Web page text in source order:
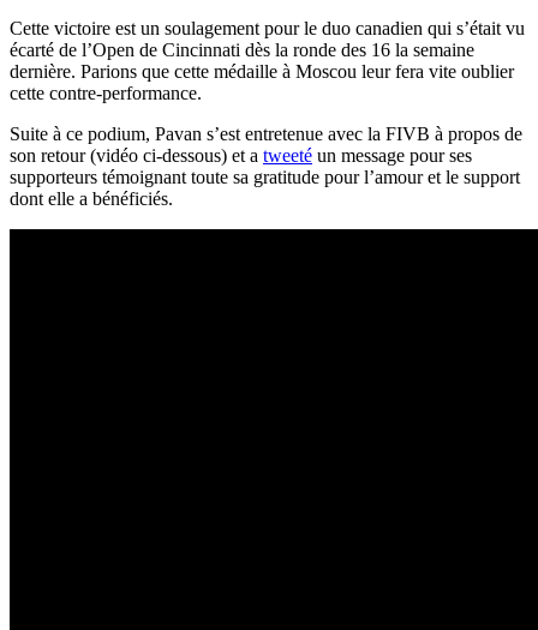
Cette victoire est un soulagement pour le duo canadien qui s’était vu
écarté de l’Open de Cincinnati dès la ronde des 16 la semaine
dernière. Parions que cette médaille à Moscou leur fera vite oublier
cette contre-performance.
Suite à ce podium, Pavan s’est entretenue avec la FIVB à propos de
son retour (vidéo ci-dessous) et a tweeté un message pour ses
supporteurs témoignant toute sa gratitude pour l’amour et le support
dont elle a bénéficiés.